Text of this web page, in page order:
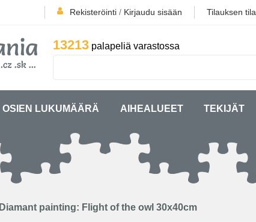
Rekisteröinti / Kirjaudu sisään Tilauksen tila
13213 palapeliä varastossa
OSIEN LUKUMÄÄRÄ AIHEALUEET TEKIJÄT
Diamant painting: Flight of the owl 30x40cm